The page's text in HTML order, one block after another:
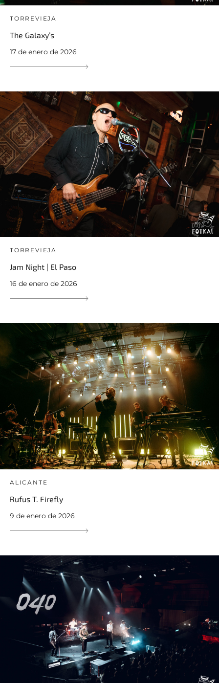
TORREVIEJA
The Galaxy’s
17 de enero de 2026
TORREVIEJA
Jam Night | El Paso
16 de enero de 2026
ALICANTE
Rufus T. Firefly
9 de enero de 2026